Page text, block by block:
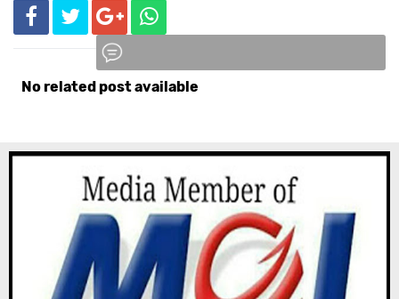
No related post available